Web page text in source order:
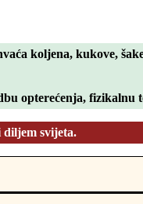
koljena, kukove,
opterećenja, fizikalnu
svijeta.